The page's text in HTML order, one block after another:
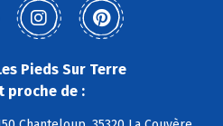
Pieds Sur Terre
proche de :